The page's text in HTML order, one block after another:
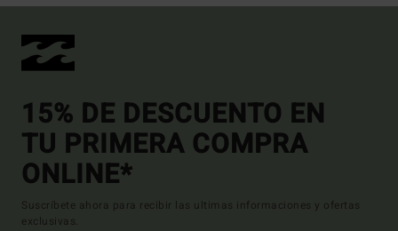
15% DE DESCUENTO EN
TU PRIMERA COMPRA
ONLINE*
Suscríbete ahora para recibir las ultimas informaciones y ofertas
exclusivas.